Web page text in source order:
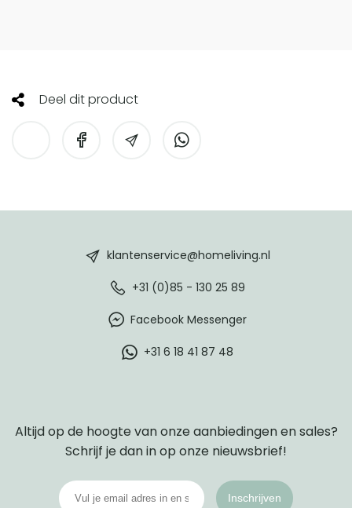
Deel dit product
klantenservice@homeliving.nl
+31 (0)85 - 130 25 89
Facebook Messenger
+31 6 18 41 87 48
Altijd op de hoogte van onze aanbiedingen en sales?
Schrijf je dan in op onze nieuwsbrief!
Inschrijven